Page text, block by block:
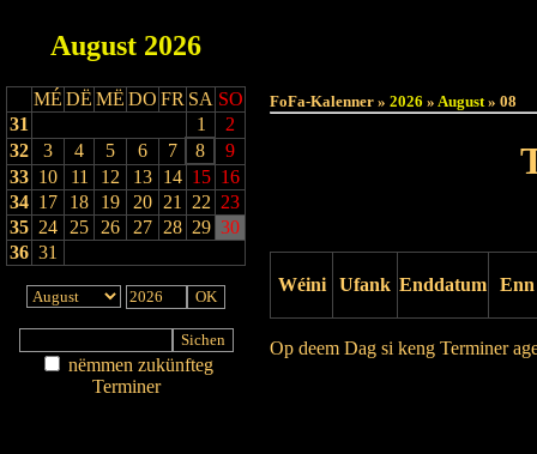
August 2026
MÉ DË MË DO FR SA SO
31
1
2
32
3 4 5 6 7 8
9
33 10 11 12 13 14 15 16
34 17 18 19 20 21 22 23
35 24 25 26 27 28 29 30
36 31
nëmmen zukünfteg
Terminer
FoFa-Kalenner » 2026 » August» 08
Wéini Ufank Enddatum Enn
Op deem Dag si keng Terminer